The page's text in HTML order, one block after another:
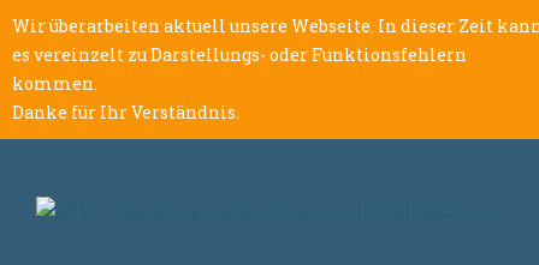
Wir überarbeiten aktuell unsere Webseite. In dieser Zeit
es vereinzelt zu Darstellungs- oder Funktionsfehlern
kommen.
Danke für Ihr Verständnis.